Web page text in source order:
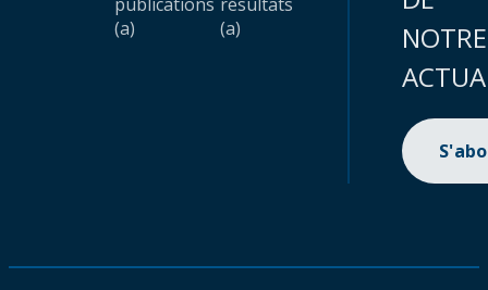
(a)
(a)
NOTRE